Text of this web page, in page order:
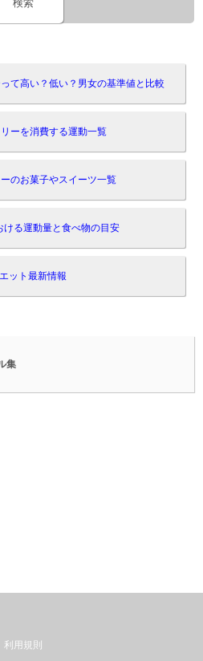
検索
て高い？低い？男女の基準値と比較
ーを消費する運動一覧
のお菓子やスイーツ一覧
ける運動量と食べ物の目安
ット最新情報
集
利用規則